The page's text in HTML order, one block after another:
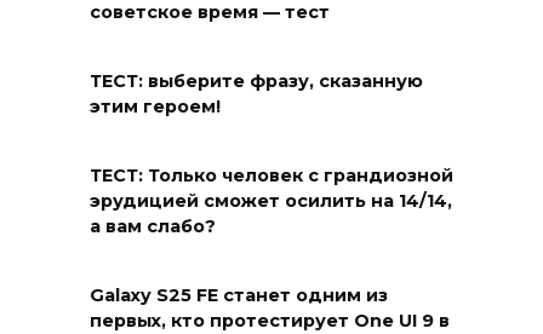
советское время — тест
ТЕСТ: выберите фразу, сказанную
этим героем!
ТЕСТ: Только человек с грандиозной
эрудицией сможет осилить на 14/14,
а вам слабо?
Galaxy S25 FE станет одним из
первых, кто протестирует One UI 9 в